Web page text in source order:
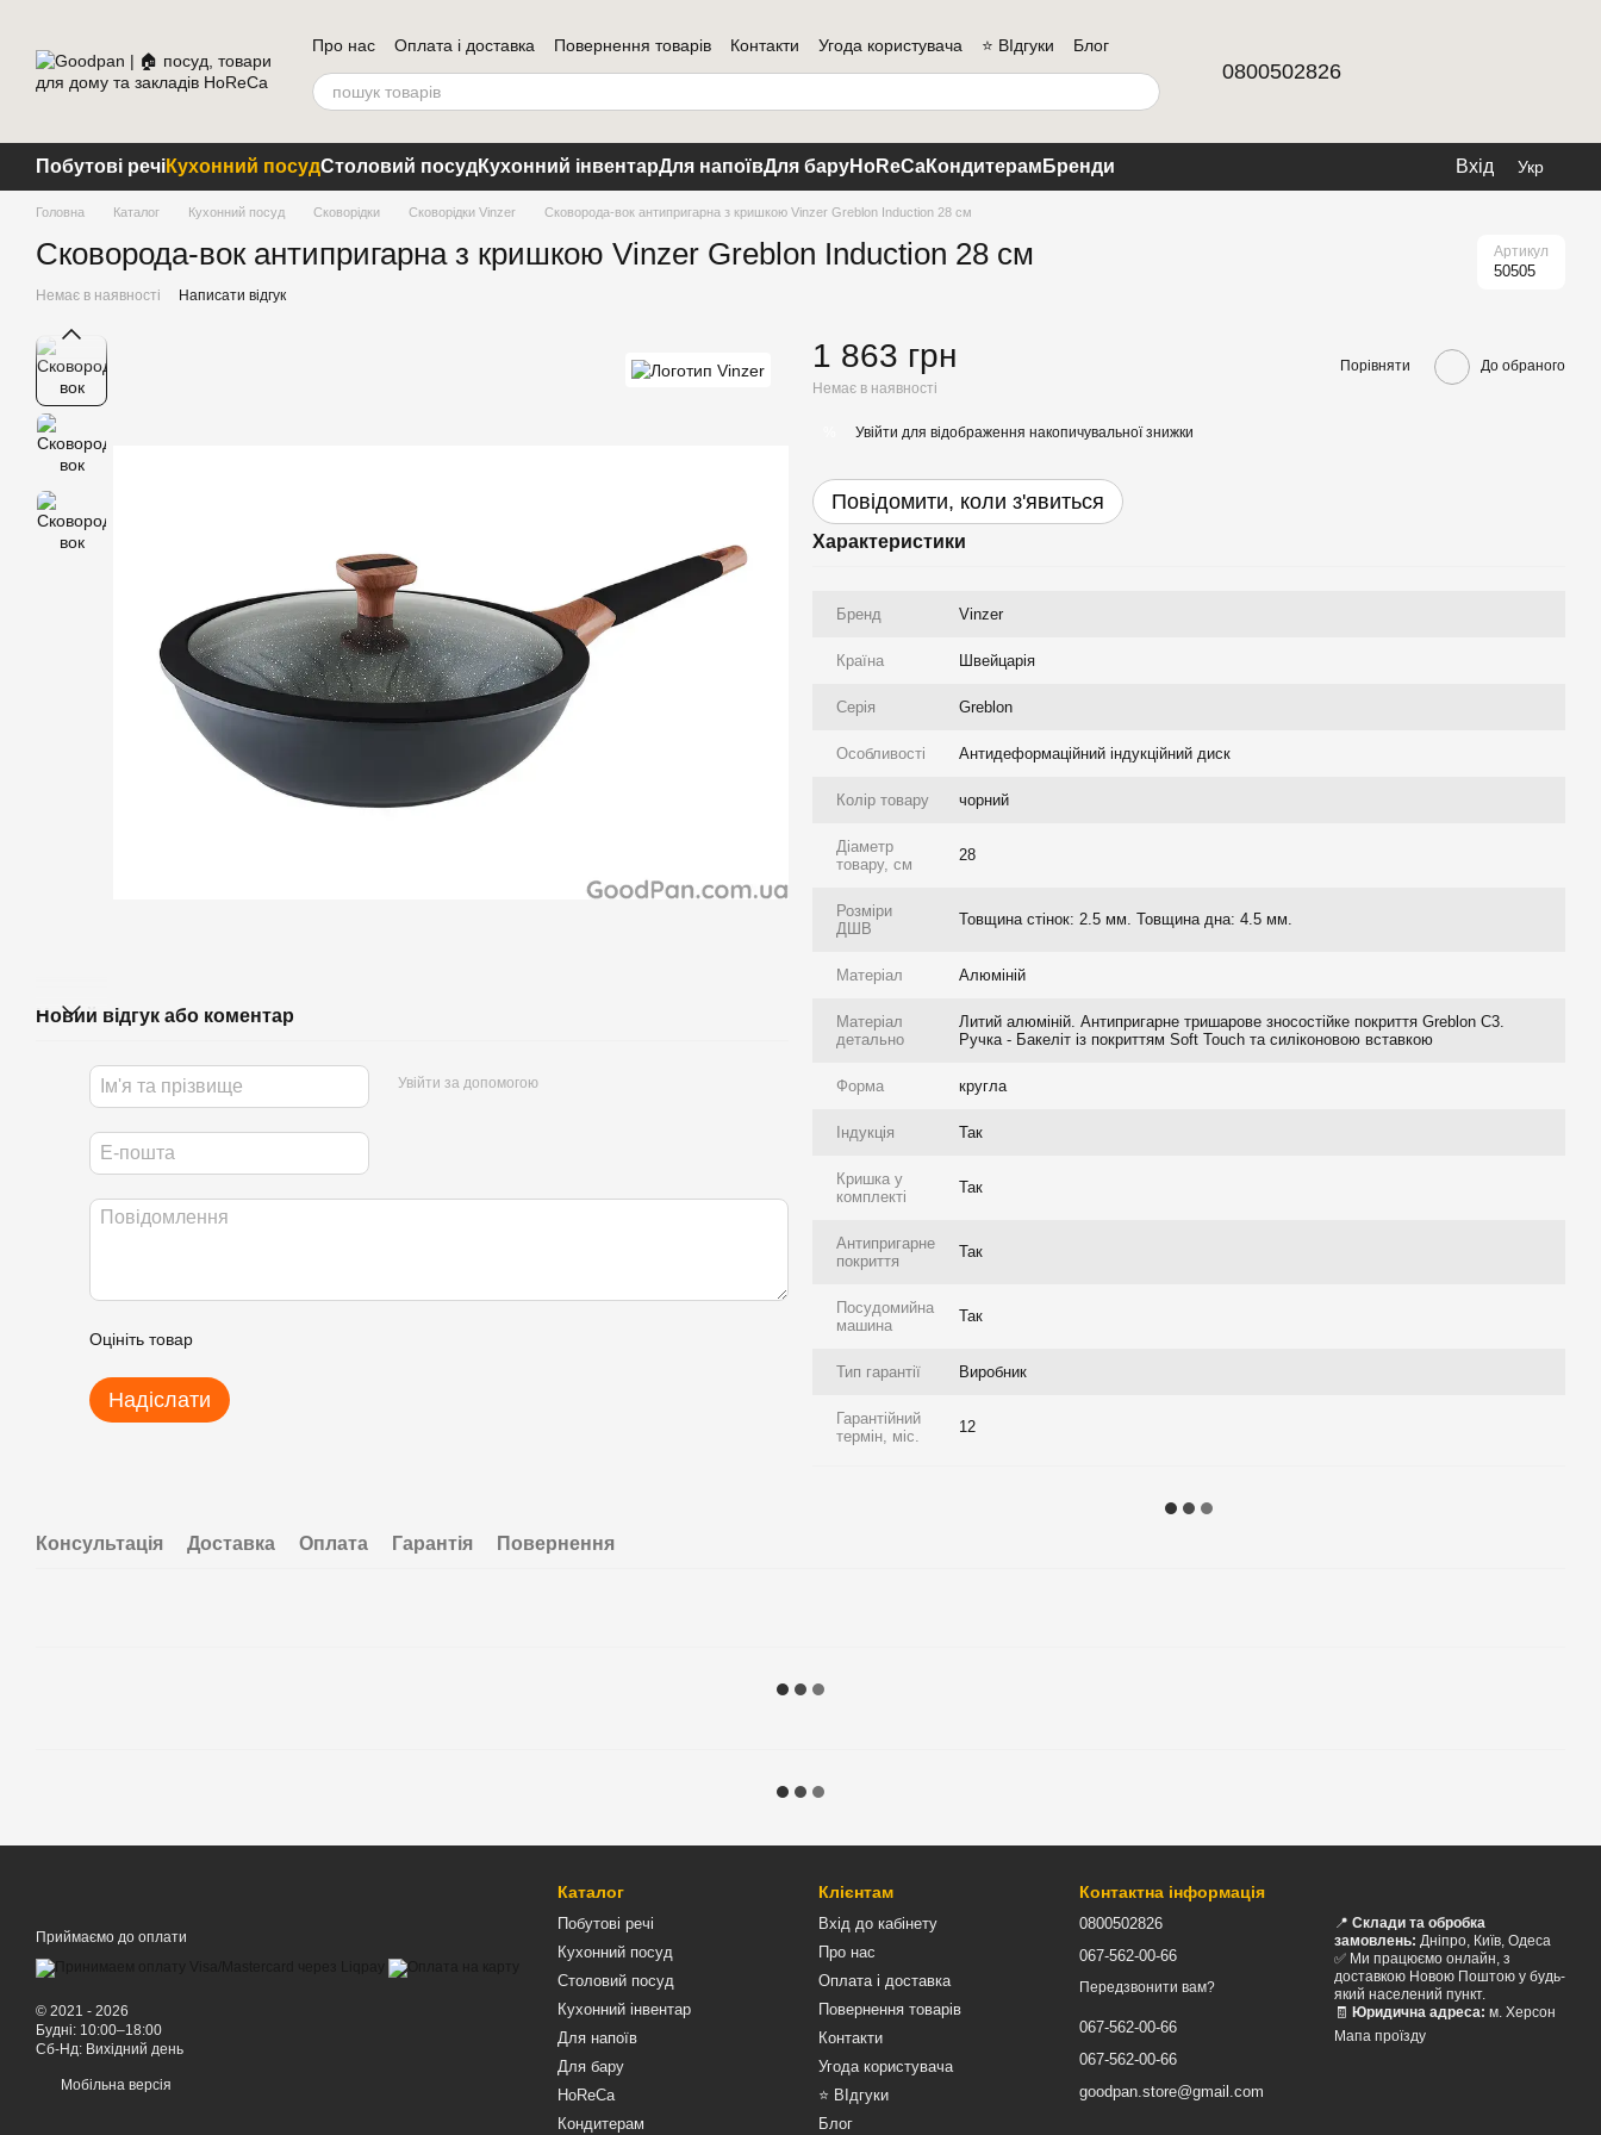
Про нас
Оплата і доставка Повернення товарів Контакти Угода користувача ⭐ ВІдгуки Блог
0800502826
Побутові речіКухонний посудСтоловий посудКухонний інвентарДля напоївДля баруHoReCaКондитерам Бренди Вхід Укр
Головна Каталог Кухонний посуд Сковорідки Сковорідки Vinzer Сковорода-вок антипригарна з кришкою Vinzer Greblon Induction 28 см
Сковорода-вок антипригарна з кришкою Vinzer Greblon Induction 28 см Артикул
50505
Немає в наявності Написати відгук
Новий відгук або коментар
Увійти за допомогою
Оцініть товар
Надіслати
1 863 грн
Немає в наявності
Порівняти До обраного
Увійти для відображення накопичувальної знижки
Повідомити, коли з'явиться
Характеристики
Бренд Vinzer
Країна Швейцарія
Серія Greblon
Особливості Антидеформаційний індукційний диск
Колір товару чорний
Діаметр
товару, см
28
Розміри
ДШВ
Товщина стінок: 2.5 мм. Товщина дна: 4.5 мм.
Матеріал Алюміній
Матеріал
детально
Литий алюміній. Антипригарне тришарове зносостійке покриття Greblon C3.
Ручка - Бакеліт із покриттям Soft Touch та силіконовою вставкою
Форма кругла
Індукція Так
Кришка у
комплекті
Так
Антипригарне
покриття
Так
Посудомийна
машина
Так
Тип гарантії Виробник
Гарантійний
термін, міс.
12
Консультація Доставка Оплата Гарантія Повернення
Приймаємо до оплати
© 2021 - 2026
Будні: 10:00–18:00
Сб-Нд: Вихідний день
Мобільна версія
Каталог
Побутові речі
Кухонний посуд
Столовий посуд
Кухонний інвентар
Для напоїв
Для бару
HoReCa
Кондитерам
Клієнтам
Вхід до кабінету
Про нас
Оплата і доставка
Повернення товарів
Контакти
Угода користувача
⭐ ВІдгуки
Блог
Контактна інформація
0800502826
067-562-00-66
Передзвонити вам?
067-562-00-66
067-562-00-66
goodpan.store@gmail.com
📍 Склади та обробка
замовлень: Дніпро, Київ, Одеса
✅ Ми працюємо онлайн, з
доставкою Новою Поштою у будь-
який населений пункт.
🧾 Юридична адреса: м. Херсон
Мапа проїзду